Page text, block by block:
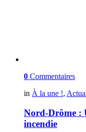
0 Commentaires
in À la une !,
Nord-Drôme :
incendie